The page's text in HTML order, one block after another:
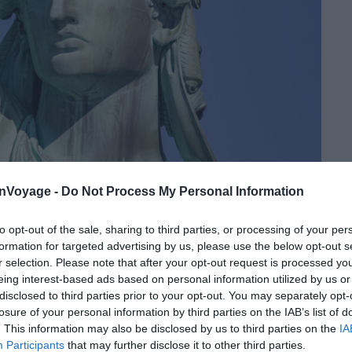
- Do Not Process My Personal Information
opt-out of the sale, sharing to third parties, or processing of your
for targeted advertising by us, please use the below opt-out
selection. Please note that after your opt-out request is processed
interest-based ads based on personal information utilized by us
to third parties prior to your opt-out. You may separately
of your personal information by third parties on the IAB’s list of
This information may also be disclosed by us to third parties on the
Participants that may further disclose it to other third parties.
sept branches symbolise les sept mers et continents de la planète
environ 50 visiteurs par jour, pour un monument
année.Le site ne vend aucun billet sur place, ne
aucun accès le jour même.Soit vous réservez à
par transaction. Elle autorise aussi une seule